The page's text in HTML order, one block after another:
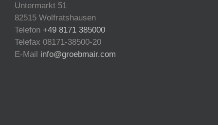
Untermarkt 51
82515 Wolfratshausen
Telefon +49 8171 385000
Telefax 08171-38500-20
E-Mail info@groebmair.com